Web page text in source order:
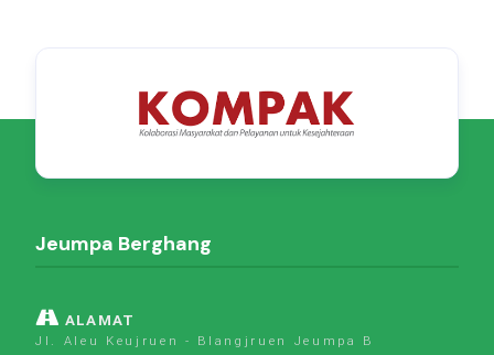
Jeumpa Berghang
ALAMAT
Jl. Aleu Keujruen - Blangjruen Jeumpa B